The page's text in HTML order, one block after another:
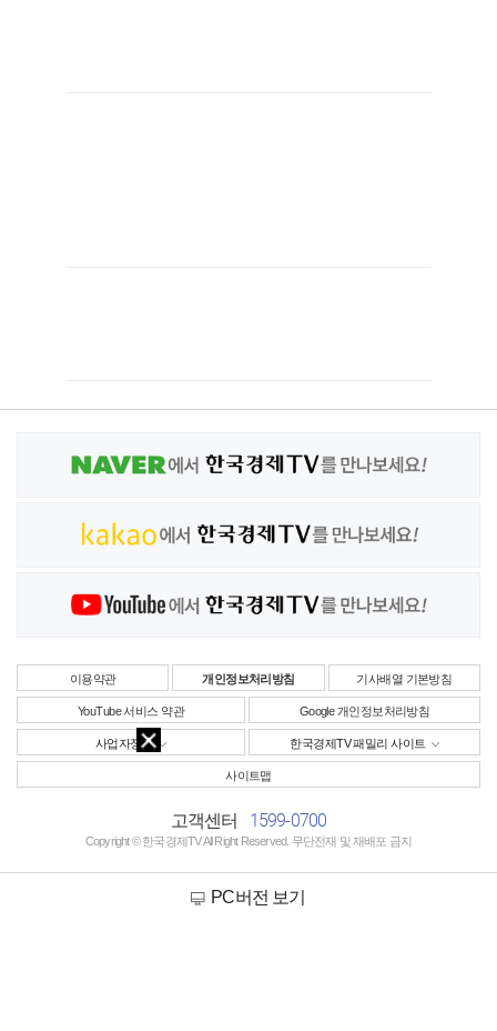
이용약관 개인정보처리방침 기사배열 기본방침
YouTube 서비스 약관 Google 개인정보처리방침
사업자정보 한국경제TV 패밀리 사이트
사이트맵
고객센터 1599-0700
Copyright © 한국경제TV All Right Reserved. 무단전재 및 재배포 금지
PC버전 보기